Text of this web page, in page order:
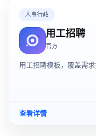
人事行政
用工招聘
官方
用工招聘模板，覆盖需
查看详情